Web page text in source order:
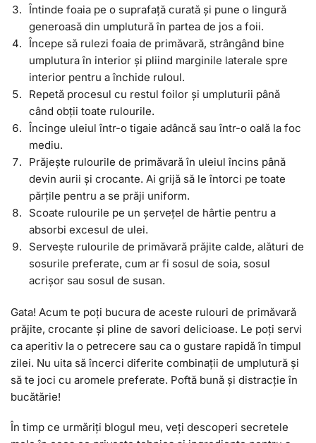
Întinde foaia pe o suprafață curată și pune o lingură
generoasă din umplutură în partea de jos a foii.
Începe să rulezi foaia de primăvară, strângând bine
umplutura în interior și pliind marginile laterale spre
interior pentru a închide ruloul.
Repetă procesul cu restul foilor și umpluturii până
când obții toate rulourile.
Încinge uleiul într-o tigaie adâncă sau într-o oală la foc
mediu.
Prăjește rulourile de primăvară în uleiul încins până
devin aurii și crocante. Ai grijă să le întorci pe toate
părțile pentru a se prăji uniform.
Scoate rulourile pe un șervețel de hârtie pentru a
absorbi excesul de ulei.
Servește rulourile de primăvară prăjite calde, alături de
sosurile preferate, cum ar fi sosul de soia, sosul
acrișor sau sosul de susan.
Gata! Acum te poți bucura de aceste rulouri de primăvară
prăjite, crocante și pline de savori delicioase. Le poți servi
ca aperitiv la o petrecere sau ca o gustare rapidă în timpul
zilei. Nu uita să încerci diferite combinații de umplutură și
să te joci cu aromele preferate. Poftă bună și distracție în
bucătărie!
În timp ce urmăriți blogul meu, veți descoperi secretele